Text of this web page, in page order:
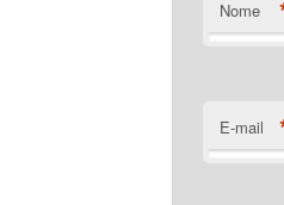
Nome
E-mail